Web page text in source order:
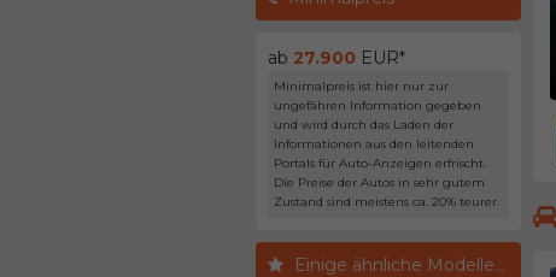
ab 27.900 EUR*
Minimalpreis ist hier nur zur
ungefähren Information gegeben
und wird durch das Laden der
Informationen aus den leitenden
Portals für Auto-Anzeigen erfrischt.
Die Preise der Autos in sehr gutem
Zustand sind meistens ca. 20% teurer.
Einige ähnliche Modelle...